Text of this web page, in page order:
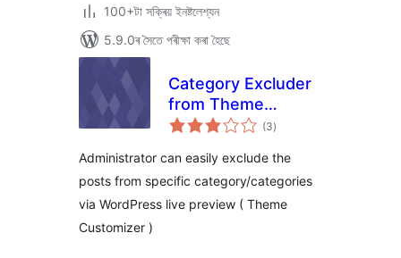
100+টা সক্ৰিয় ইনষ্টলেশ্যন
5.9.0ৰ সৈতে পৰীক্ষা কৰা হৈছে
Category Excluder
from Theme
Customizer (3টা
মুঠ)
Administrator can easily exclude the
posts from specific category/categories
via WordPress live preview ( Theme
Customizer )